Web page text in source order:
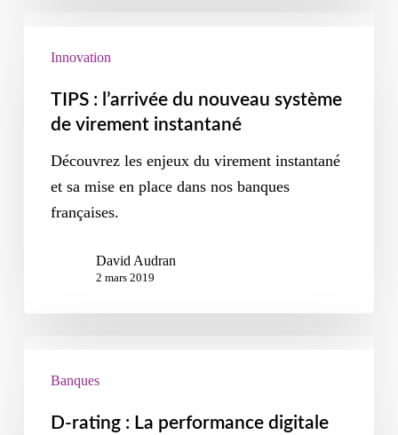
Innovation
TIPS : l’arrivée du nouveau système
de virement instantané
Découvrez les enjeux du virement instantané
et sa mise en place dans nos banques
françaises.
David Audran
2 mars 2019
Banques
D-rating : La performance digitale